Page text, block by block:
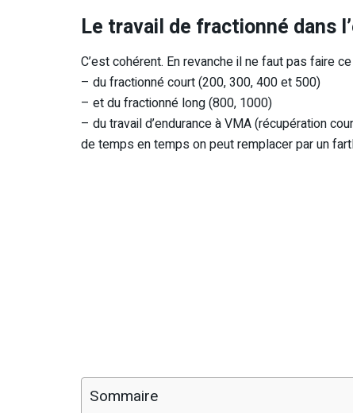
Le travail de fractionné dans
C’est cohérent. En revanche il ne faut pas faire
– du fractionné court (200, 300, 400 et 500)
– et du fractionné long (800, 1000)
– du travail d’endurance à VMA (récupération
de temps en temps on peut remplacer par un
Sommaire